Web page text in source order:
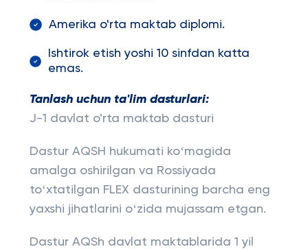
Amerika o'rta maktab diplomi.
Ishtirok etish yoshi 10 sinfdan katta
emas.
Tanlash uchun ta'lim dasturlari:
J-1 davlat o'rta maktab dasturi
Dastur AQSH hukumati koʻmagida
amalga oshirilgan va Rossiyada
toʻxtatilgan FLEX dasturining barcha eng
yaxshi jihatlarini oʻzida mujassam etgan.
Dastur AQSh davlat maktablarida 1 yil